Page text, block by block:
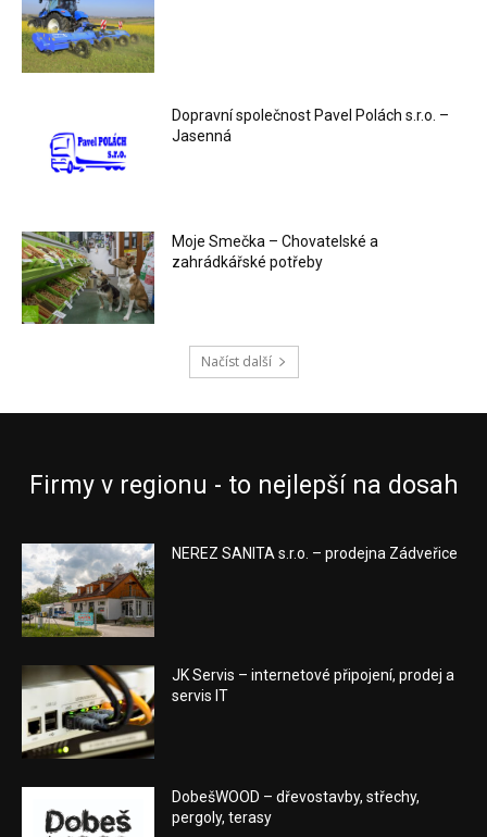
Dopravní společnost Pavel Polách s.r.o. –
Jasenná
Moje Smečka – Chovatelské a
zahrádkářské potřeby
Načíst další
Firmy v regionu - to nejlepší na dosah
NEREZ SANITA s.r.o. – prodejna Zádveřice
JK Servis – internetové připojení, prodej a
servis IT
DobešWOOD – dřevostavby, střechy,
pergoly, terasy